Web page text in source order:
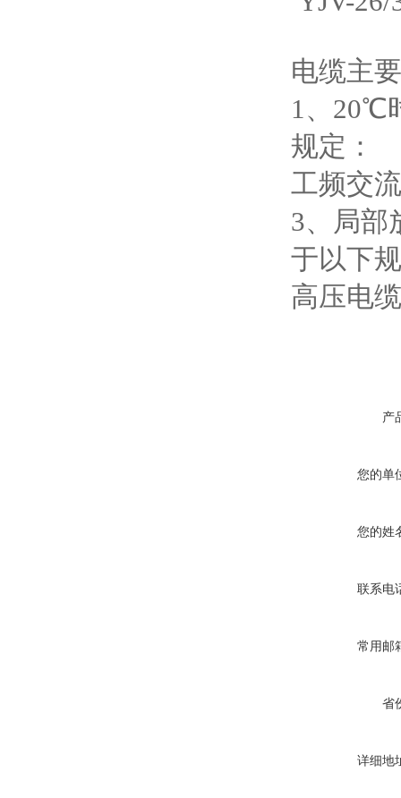
电缆主
1、20℃
规定：
工频交
3、局部
于以下
高压电
产
您的单
您的姓
联系电
常用邮
省
详细地